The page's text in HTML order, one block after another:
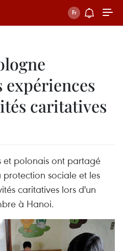
expériences
caritatives
et polonais ont partagé
sociale et les
caritatives lors d'un
à Hanoi.